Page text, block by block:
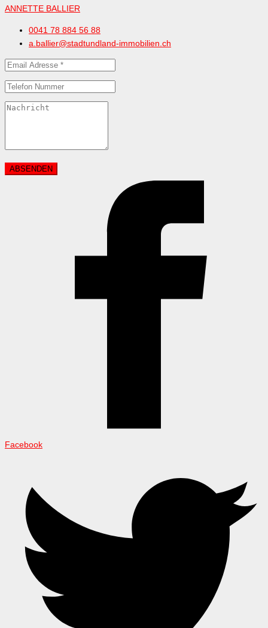
ANNETTE BALLIER
0041 78 884 56 88
a.ballier@stadtundland-immobilien.ch
Facebook